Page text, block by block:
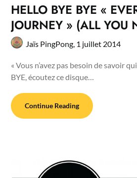
HELLO BYE BYE «
JOURNEY » (ALL YOU
Jaïs PingPong, 1 juillet 2014
« Vous n’avez pas besoin de savoir
BYE, écoutez ce disque…
Continue Reading